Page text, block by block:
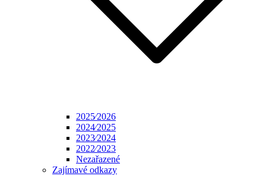
2025⁄2026
2024⁄2025
2023⁄2024
2022⁄2023
Nezařazené
Zajímavé odkazy